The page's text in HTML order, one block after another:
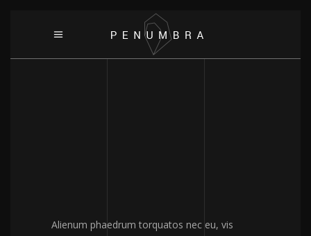
Alienum phaedrum torquatos nec eu, vis